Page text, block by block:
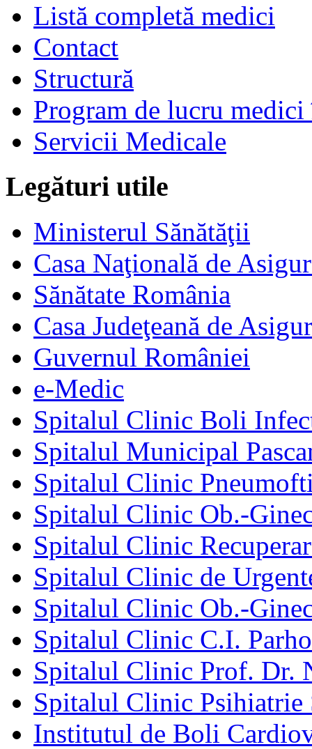
Listă completă medici
Contact
Structură
Program de lucru
Servicii Medicale
Legături utile
Ministerul Sănătăţii
Casa Naţională de
Sănătate România
Casa Judeţeană de
Guvernul României
e-Medic
Spitalul Clinic Boli
Spitalul Municipal
Spitalul Clinic
Spitalul Clinic Ob.-
Spitalul Clinic
Spitalul Clinic de
Spitalul Clinic Ob.-
Spitalul Clinic C.I.
Spitalul Clinic Prof. Dr.
Spitalul Clinic Psihiatrie
Institutul de Boli